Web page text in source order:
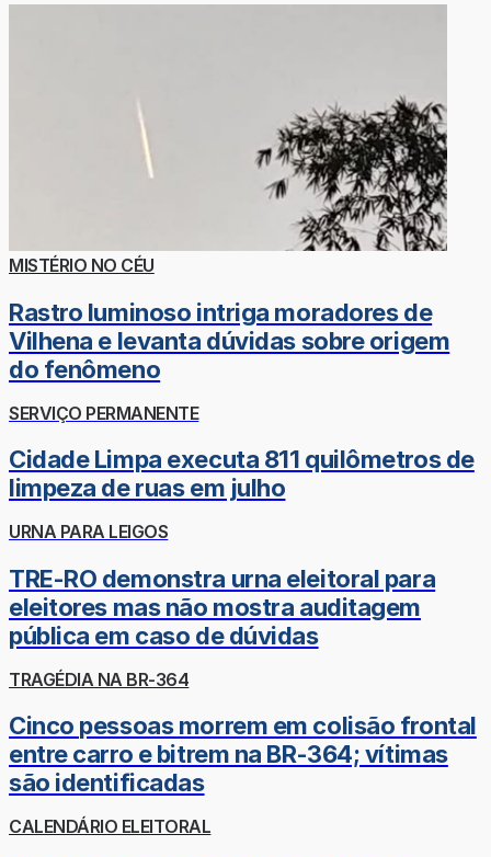
MISTÉRIO NO CÉU
Rastro luminoso intriga moradores de
Vilhena e levanta dúvidas sobre origem
do fenômeno
SERVIÇO PERMANENTE
Cidade Limpa executa 811 quilômetros de
limpeza de ruas em julho
URNA PARA LEIGOS
TRE-RO demonstra urna eleitoral para
eleitores mas não mostra auditagem
pública em caso de dúvidas
TRAGÉDIA NA BR-364
Cinco pessoas morrem em colisão frontal
entre carro e bitrem na BR-364; vítimas
são identificadas
CALENDÁRIO ELEITORAL